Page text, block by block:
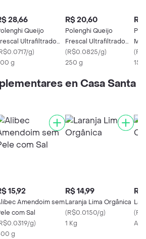
28,66
Queijo
Ultrafiltrado
g)
g
R$ 20,60
Polenghi Queijo
Frescal Ultrafiltrado
Frescatino
(R$0.0825/g)
250 g
R$
(
en Casa Santa
15,92
Amendoim sem
com Sal
g)
g
R$ 14,99
Laranja Lima Orgânica
(R$0.0150/g)
1 Kg
R$
(